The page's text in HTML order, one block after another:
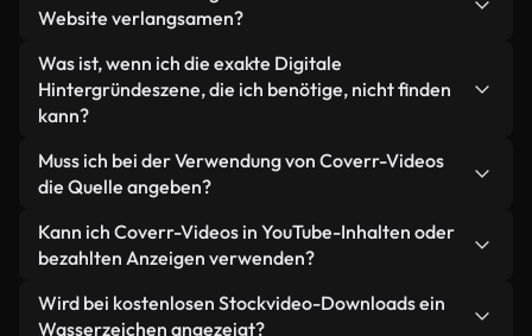
aus realen, von Menschen aufgenommenen
und KI-generierten Videos. Jedes Video ist
eindeutig beschriftet, sodass Sie immer wissen,
was Sie verwenden.
Website verlangsamen?
Nicht, wenn Sie unsere optimierten Versionen
wählen. Wir bieten schlanke, webfähige Formate,
die für die Hintergrundverarbeitung entwickelt
gleichzeitig die Ladezeiten minimiert und
Kennzahlen wie LCP verbessert werden.
Was ist, wenn ich die exakte Digitale
Hintergründeszene, die ich benötige, nicht finden
kann?
Mit Coverr AI Studio erstellen Sie im
Handumdrehen ein solches Video. Beschreiben Sie
Hintergründe bei Sonnenuntergang" – und das
Studio generiert innerhalb von Sekunden ein
individuelles Video für Sie, das unseren
Lizenzbestimmungen entspricht.
Muss ich bei der Verwendung von Coverr-Videos
die Quelle angeben?
Eine Namensnennung ist nicht erforderlich. Alle
Videos in unserer Stockbibliothek sind lizenzfrei
verwendet werden – wir freuen uns aber immer
Kann ich Coverr-Videos in YouTube-Inhalten oder
bezahlten Anzeigen verwenden?
Ja. Sämtliches Stockmaterial von Coverr darf in
monetarisierten YouTube-Videos, Social-Media-
Wird bei kostenlosen Stockvideo-Downloads ein
Wasserzeichen angezeigt?